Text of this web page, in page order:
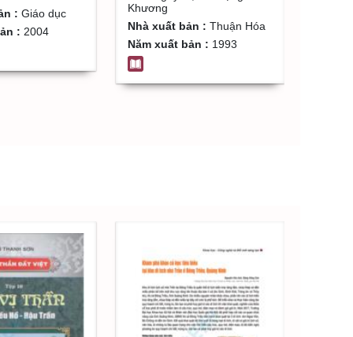
: Giáo dục
: 2004
Khương
Nhà xuất bản : Thuận Hóa
Năm xuất bản : 1993